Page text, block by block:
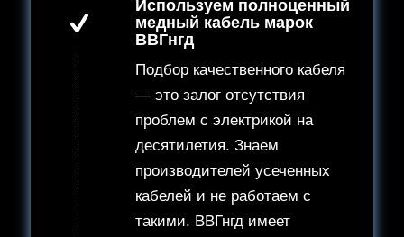
Используем полноценный
медный кабель марок
ВВГнгд
Подбор качественного кабеля
— это залог отсутствия
проблем с электрикой на
десятилетия. Знаем
производителей усеченных
кабелей и не работаем с
такими. ВВГнгд имеет